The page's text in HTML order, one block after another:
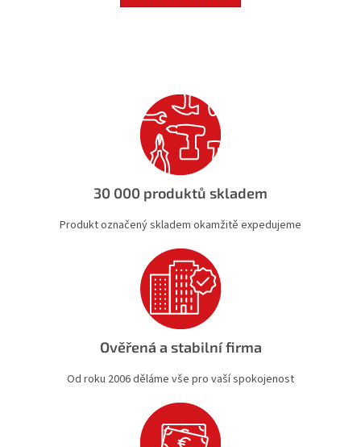
30 000 produktů skladem
Produkt označený skladem okamžitě expedujeme
Ověřená a stabilní firma
Od roku 2006 děláme vše pro vaší spokojenost